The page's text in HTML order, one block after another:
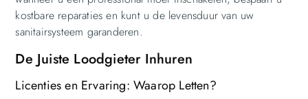
kostbare reparaties en kunt u de levensduur van uw
sanitairsysteem garanderen.
De Juiste Loodgieter Inhuren
Licenties en Ervaring: Waarop Letten?